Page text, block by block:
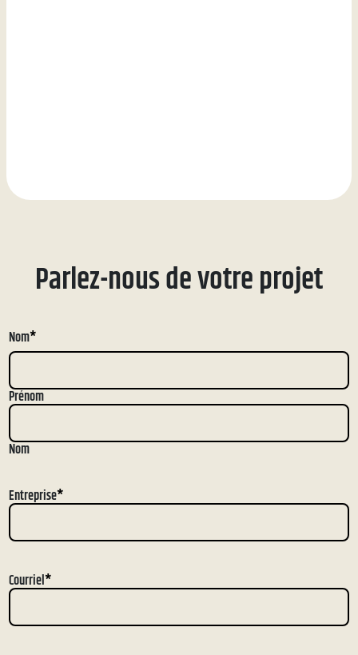
Parlez-nous de votre projet
Nom*
Prénom
Nom
Entreprise*
Courriel*